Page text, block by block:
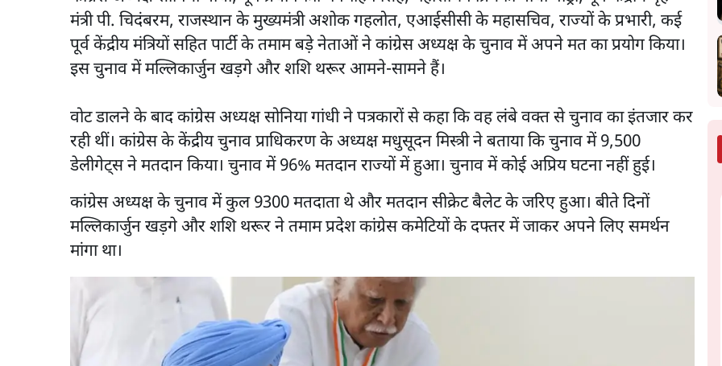
मंत्री पी. चिदंबरम, राजस्थान के मुख्यमंत्री अशोक गहलोत, एआईसीसी के महासचिव, राज्यों के प्रभारी, कई
पूर्व केंद्रीय मंत्रियों सहित पार्टी के तमाम बड़े नेताओं ने कांग्रेस अध्यक्ष के चुनाव में अपने मत का प्रयोग किया।
इस चुनाव में मल्लिकार्जुन खड़गे और शशि थरूर आमने-सामने हैं।
वोट डालने के बाद कांग्रेस अध्यक्ष सोनिया गांधी ने पत्रकारों से कहा कि वह लंबे वक्त से चुनाव का इंतजार कर
रही थीं। कांग्रेस के केंद्रीय चुनाव प्राधिकरण के अध्यक्ष मधुसूदन मिस्त्री ने बताया कि चुनाव में 9,500
डेलीगेट्स ने मतदान किया। चुनाव में 96% मतदान राज्यों में हुआ। चुनाव में कोई अप्रिय घटना नहीं हुई।
कांग्रेस अध्यक्ष के चुनाव में कुल 9300 मतदाता थे और मतदान सीक्रेट बैलेट के जरिए हुआ। बीते दिनों
मल्लिकार्जुन खड़गे और शशि थरूर ने तमाम प्रदेश कांग्रेस कमेटियों के दफ्तर में जाकर अपने लिए समर्थन
मांगा था।